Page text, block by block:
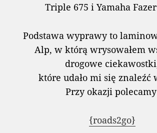
Triple 675 i Yamaha
Podstawa wyprawy to
Alp, w którą wrysowałem
drogowe
które udało mi się znaleźć
Przy okazji
{roads2go}